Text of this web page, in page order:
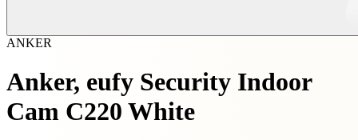
ANKER
Anker, eufy Security Indoor
Cam C220 White